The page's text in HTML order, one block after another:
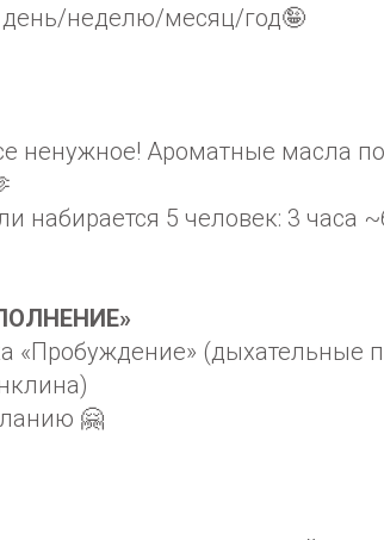
неделю/месяц/год🤪
ненужное! Ароматные масла
набирается 5 человек: 3 часа
«Пробуждение» (дыхательные
🤗